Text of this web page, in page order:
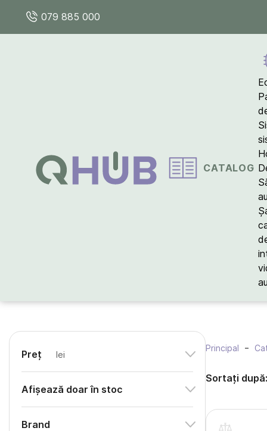
079 885 000
CATALOG
Preț lei
Afișează doar în stoc
Brand
Principal
Sortați după: